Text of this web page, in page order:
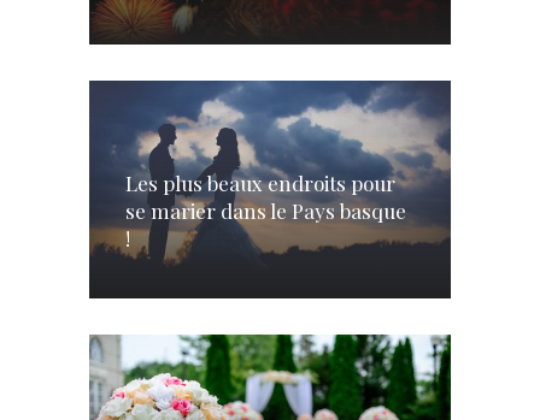
Les plus beaux endroits pour
se marier dans le Pays basque
!